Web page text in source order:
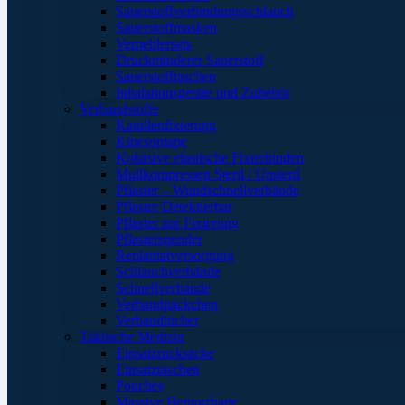
Sauerstoffverbindungsschlauch
Sauerstoffmasken
Verneblersets
Druckminderer Sauerstoff
Sauerstofftaschen
Inhalationsgeräte und Zubehör
Verbandstoffe
Kanülenfixierung
Kinesoptape
Kohäsive elastische Fixierbinden
Mullkompressen Steril / Unsteril
Pflaster – Wundschnellverbände
Pflaster Detektierbar
Pflaster zur Fixierung
Pflasterspender
Replantatversorgung
Schlauchverbände
Schnellverbände
Verbandpäckchen
Verbandtücher
Taktische Medizin
Einsatzrucksäcke
Einsatztaschen
Pouches
Massive Hemorrhage